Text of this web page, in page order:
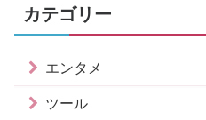
カテゴリー
エンタメ
ツール